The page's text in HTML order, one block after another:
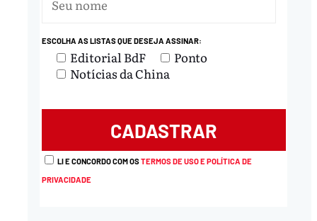
ESCOLHA AS LISTAS QUE DESEJA ASSINAR:
Editorial BdF
Ponto
Notícias da China
LI E CONCORDO COM OSTERMOS DE USO E POLÍTICA DE
PRIVACIDADE